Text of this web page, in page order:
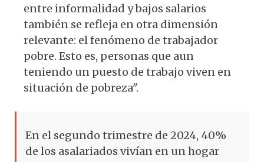
entre informalidad y bajos salarios
también se refleja en otra dimensión
relevante: el fenómeno de trabajador
pobre. Esto es, personas que aun
teniendo un puesto de trabajo viven en
situación de pobreza".
En el segundo trimestre de 2024, 40%
de los asalariados vivían en un hogar